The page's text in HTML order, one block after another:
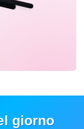
giorno